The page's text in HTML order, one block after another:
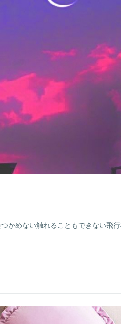
かめない触れることもできない飛